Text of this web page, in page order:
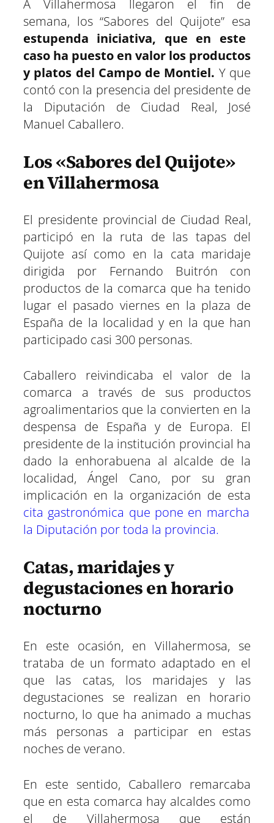
a
r
t
i
r
e
n
i
t
t
e
)
a
r
t
i
r
e
n
b
o
o
k
r
t
i
r
e
n
A
p
p
a
r
t
e
n
g
r
a
m
r
t
i
r
e
n
r
e
s
a
r
t
i
r
e
n
e
d
I
n
A Villahermosa llegaron el fin de
semana, los “Sabores del Quijote” esa
estupenda iniciativa, que en este
caso ha puesto en valor los productos
y platos del Campo de Montiel. Y que
contó con la presencia del presidente de
la Diputación de Ciudad Real, José
Manuel Caballero.
Los «Sabores del Quijote»
en Villahermosa
El presidente provincial de Ciudad Real,
participó en la ruta de las tapas del
Quijote así como en la cata maridaje
dirigida por Fernando Buitrón con
productos de la comarca que ha tenido
lugar el pasado viernes en la plaza de
España de la localidad y en la que han
participado casi 300 personas.
Caballero reivindicaba el valor de la
comarca a través de sus productos
agroalimentarios que la convierten en la
despensa de España y de Europa. El
presidente de la institución provincial ha
dado la enhorabuena al alcalde de la
localidad, Ángel Cano, por su gran
implicación en la organización de esta
cita gastronómica que pone en marcha
la Diputación por toda la provincia.
Catas, maridajes y
degustaciones en horario
nocturno
En este ocasión, en Villahermosa, se
trataba de un formato adaptado en el
que las catas, los maridajes y las
degustaciones se realizan en horario
nocturno, lo que ha animado a muchas
más personas a participar en estas
noches de verano.
En este sentido, Caballero remarcaba
que en esta comarca hay alcaldes como
el de Villahermosa que están